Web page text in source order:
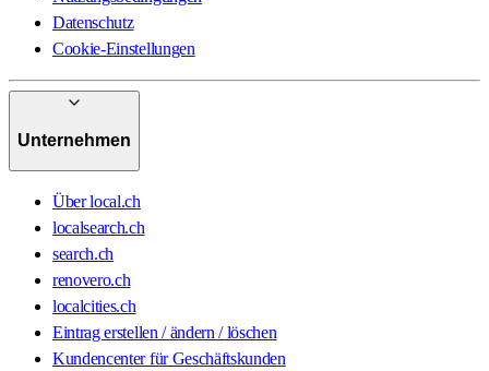
Datenschutz
Cookie-Einstellungen
Unternehmen
Über local.ch
localsearch.ch
search.ch
renovero.ch
localcities.ch
Eintrag erstellen / ändern / löschen
Kundencenter für Geschäftskunden